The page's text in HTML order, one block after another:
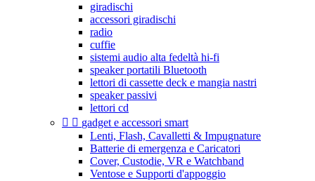
giradischi
accessori giradischi
radio
cuffie
sistemi audio alta fedeltà hi-fi
speaker portatili Bluetooth
lettori di cassette deck e mangia nastri
speaker passivi
lettori cd
  gadget e accessori smart
Lenti, Flash, Cavalletti & Impugnature
Batterie di emergenza e Caricatori
Cover, Custodie, VR e Watchband
Ventose e Supporti d'appoggio